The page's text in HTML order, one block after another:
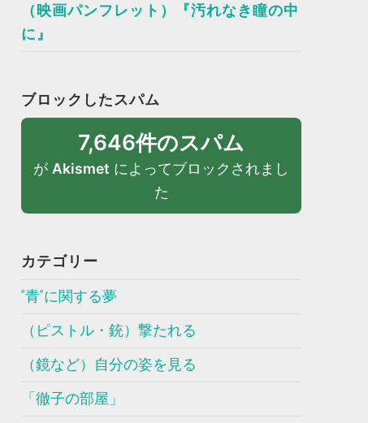
（映画パンフレット）『汚れなき瞳の中
に』
ブロックしたスパム
7,646件のスパム
が Akismet によってブロックされまし
た
カテゴリー
”青”に関する夢
（ピストル・銃）撃たれる
（鏡など）自分の姿を見る
「徹子の部屋」